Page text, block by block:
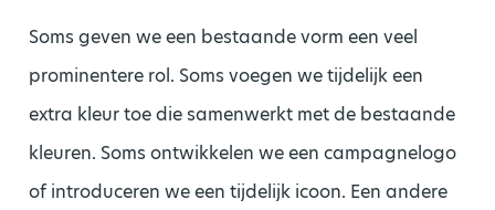
Soms geven we een bestaande vorm een veel
prominentere rol. Soms voegen we tijdelijk een
extra kleur toe die samenwerkt met de bestaande
kleuren. Soms ontwikkelen we een campagnelogo
of introduceren we een tijdelijk icoon. Een andere